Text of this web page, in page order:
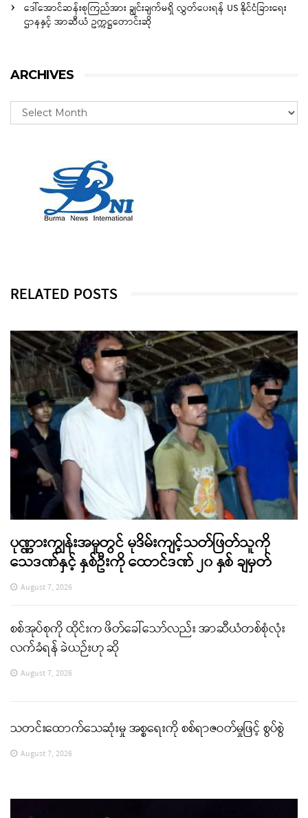
ဒေါ်အောင်ဆန်းစုကြည်အား ချွင်းချက်မရှိ လွှတ်ပေးရန် US နိုင်ငံခြားရေး
ဌာနနှင့် အာဆီယံ ဥက္ကဋ္ဌတောင်းဆို
ARCHIVES
RELATED POSTS
ပုဏ္ဏားကျွန်းအမှုတွင် မုဒိမ်းကျင့်သတ်ဖြတ်သူကို
သေဒဏ်နှင့် နှစ်ဦးကို ထောင်ဒဏ် ၂၀ နှစ် ချမှတ်
August 7, 2026
စစ်အုပ်စုကို ထိုင်းက ဖိတ်ခေါ်သော်လည်း အာဆီယံတစ်စုံလုံး
လက်ခံရန် ခဲယဉ်းဟု ဆို
August 7, 2026
သတင်းထောက်သေဆုံးမှု အစ္စရေးကို စစ်ရာဇဝတ်မှုဖြင့် စွပ်စွဲ
August 7, 2026